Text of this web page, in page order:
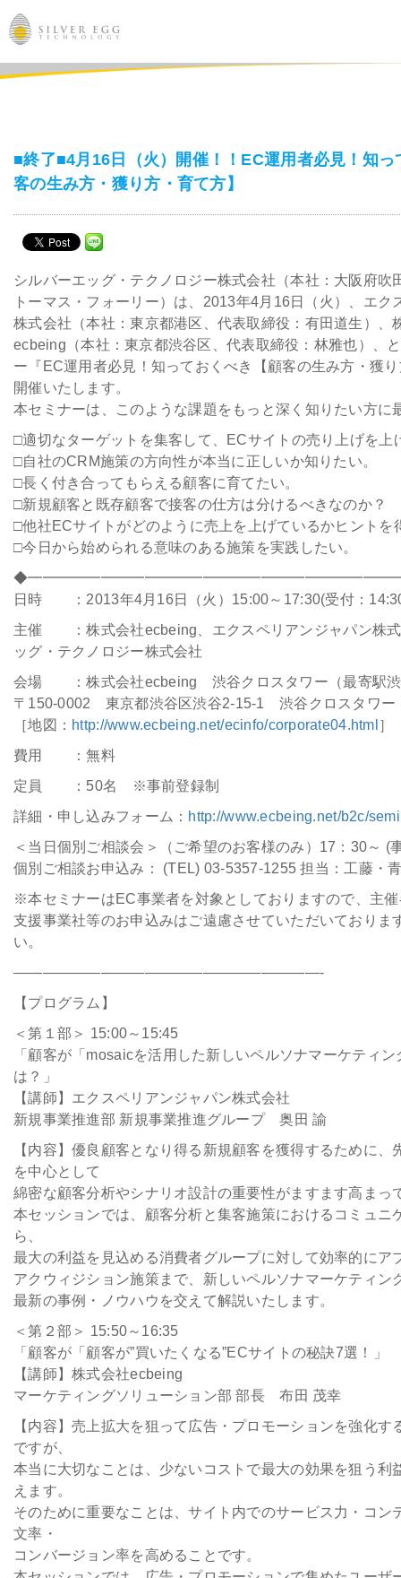
導入事例
ブログ
セミナー
ニュース
IR
会社情報
採用
資料ダウンロード
■終了■4月16日（火）開催！！EC運用者必見！知っ
客の生み方・獲り方・育て方】
シルバーエッグ・テクノロジー株式会社（本社：大阪府吹
トーマス・フォーリー）は、2013年4月16日（火）、エク
株式会社（本社：東京都港区、代表取締役：有田道生）、
ecbeing（本社：東京都渋谷区、代表取締役：林雅也）、
ー『EC運用者必見！知っておくべき【顧客の生み方・獲
開催いたします。
本セミナーは、このような課題をもっと深く知りたい方に
□適切なターゲットを集客して、ECサイトの売り上げを上
□自社のCRM施策の方向性が本当に正しいか知りたい。
□長く付き合ってもらえる顧客に育てたい。
□新規顧客と既存顧客で接客の仕方は分けるべきなのか？
□他社ECサイトがどのように売上を上げているかヒントを
□今日から始められる意味のある施策を実践したい。
日時 ：2013年4月16日（火）15:00～17:30(受付：
主催 ：株式会社ecbeing、エクスペリアンジャパン株式
ッグ・テクノロジー株式会社
会場 ：株式会社ecbeing 渋谷クロスタワー（最寄駅渋
〒150-0002 東京都渋谷区渋谷2-15-1 渋谷クロスタワー
［地図： http://www.ecbeing.net/ecinfo/corporate04.html］
費用 ：無料
定員 ：50名 ※事前登録制
詳細・申し込みフォーム： http://www.ecbeing.net/b2c/
＜当日個別ご相談会＞（ご希望のお客様のみ）17：30～ (
個別ご相談お申込み： (TEL) 03-5357-1255 担当：工藤・
※本セミナーはEC事業者を対象としておりますので、主
支援事業社等のお申込みはご遠慮させていただいておりま
い。
—————————————————————-
【プログラム】
＜第１部＞ 15:00～15:45
「顧客が「mosaicを活用した新しいペルソナマーケティ
は？」
【講師】エクスペリアンジャパン株式会社
新規事業推進部 新規事業推進グループ 奥田 諭
【内容】優良顧客となり得る新規顧客を獲得するために、
を中心として
綿密な顧客分析やシナリオ設計の重要性がますます高まっ
本セッションでは、顧客分析と集客施策におけるコミュニ
ら、
最大の利益を見込める消費者グループに対して効率的にア
アクウィジション施策まで、新しいペルソナマーケティン
最新の事例・ノウハウを交えて解説いたします。
＜第２部＞ 15:50～16:35
「顧客が「顧客が”買いたくなる”ECサイトの秘訣7選！」
【講師】株式会社ecbeing
マーケティングソリューション部 部長 布田 茂幸
【内容】売上拡大を狙って広告・プロモーションを強化す
ですが、
本当に大切なことは、少ないコストで最大の効果を狙う利
えます。
そのために重要なことは、サイト内でのサービス力・コン
文率・
コンバージョン率を高めることです。